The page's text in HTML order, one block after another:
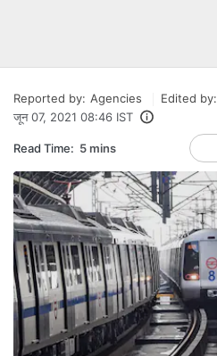
Reported by: Agencies Edited by:
जून 07, 2021 08:46 IST
Read Time: 5 mins